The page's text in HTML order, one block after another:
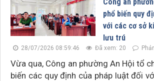
phổ biến quy
với các cơ sở
lưu trú
28/07/2026 08:59:46 Đã xem: 20
Vừa qua, Công an phường An Hội tổ
biến các quy định của pháp luật đối